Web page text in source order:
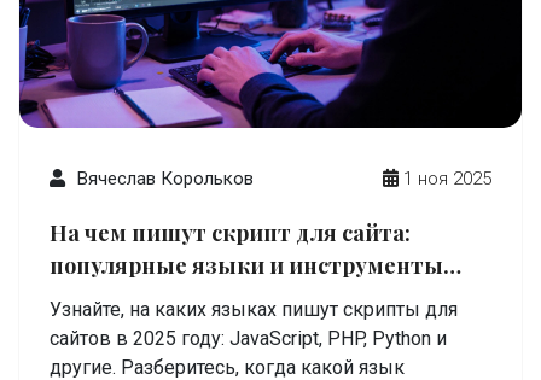
Вячеслав Корольков 1 ноя 2025
На чем пишут скрипт для сайта:
популярные языки и инструменты
2025 года
Узнайте, на каких языках пишут скрипты для
сайтов в 2025 году: JavaScript, PHP, Python и
другие. Разберитесь, когда какой язык